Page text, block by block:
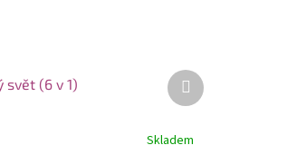
svět (6 v 1)
Skladem
Další
produkt